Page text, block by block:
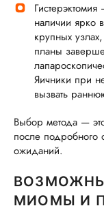
наличии ярко
крупных
планы
Яичники при
вызвать
Выбор метода —
после
ожиданий.
МИОМЫ И